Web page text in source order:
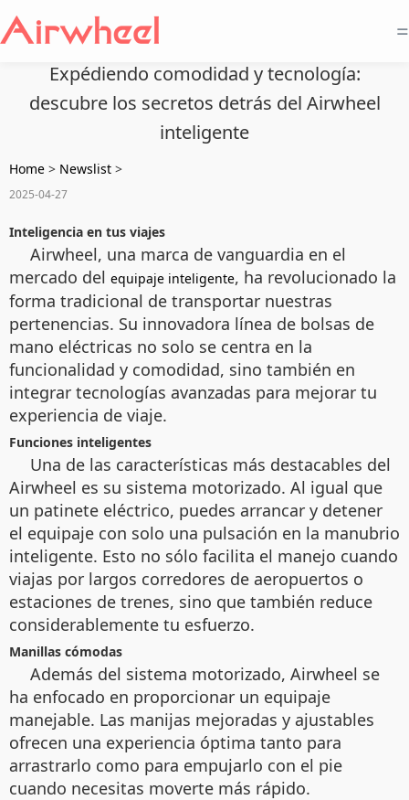
=
Expédiendo comodidad y tecnología:
descubre los secretos detrás del Airwheel
inteligente
Home > Newslist >
2025-04-27
Inteligencia en tus viajes
Airwheel, una marca de vanguardia en el
mercado del equipaje inteligente, ha revolucionado la
forma tradicional de transportar nuestras
pertenencias. Su innovadora línea de bolsas de
mano eléctricas no solo se centra en la
funcionalidad y comodidad, sino también en
integrar tecnologías avanzadas para mejorar tu
experiencia de viaje.
Funciones inteligentes
Una de las características más destacables del
Airwheel es su sistema motorizado. Al igual que
un patinete eléctrico, puedes arrancar y detener
el equipaje con solo una pulsación en la manubrio
inteligente. Esto no sólo facilita el manejo cuando
viajas por largos corredores de aeropuertos o
estaciones de trenes, sino que también reduce
considerablemente tu esfuerzo.
Manillas cómodas
Además del sistema motorizado, Airwheel se
ha enfocado en proporcionar un equipaje
manejable. Las manijas mejoradas y ajustables
ofrecen una experiencia óptima tanto para
arrastrarlo como para empujarlo con el pie
cuando necesitas moverte más rápido.